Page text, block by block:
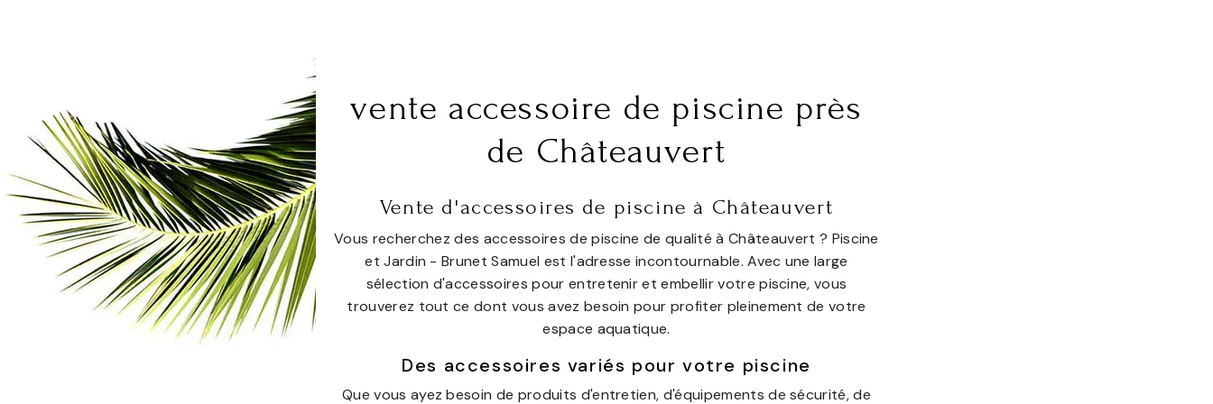
vente accessoire de piscine près
de Châteauvert
Vente d'accessoires de piscine à Châteauvert
Vous recherchez des accessoires de piscine de qualité à Châteauvert ? Piscine
et Jardin - Brunet Samuel est l'adresse incontournable. Avec une large
sélection d'accessoires pour entretenir et embellir votre piscine, vous
trouverez tout ce dont vous avez besoin pour profiter pleinement de votre
espace aquatique.
Des accessoires variés pour votre piscine
Que vous ayez besoin de produits d'entretien, d'équipements de sécurité, de